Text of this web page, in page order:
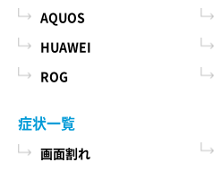
AQUOS
HUAWEI
ROG
症状一覧
画面割れ